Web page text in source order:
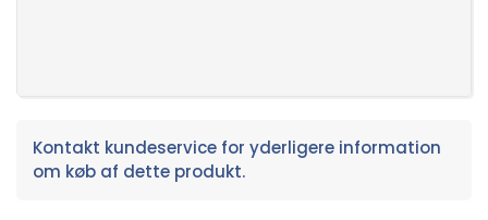
Kontakt kundeservice for yderligere information
om køb af dette produkt.